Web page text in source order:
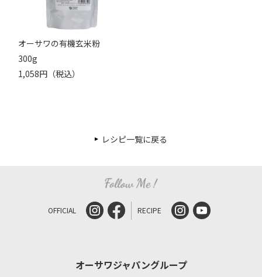
オーサワの有機玄米粉
300g
1,058円（税込）
レシピ一覧に戻る
OFFICIAL RECIPE
オーサワジャパングループ